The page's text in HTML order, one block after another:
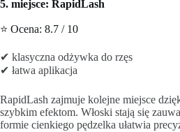
5. miejsce: RapidLash
⭐ Ocena: 8.7 / 10
✔ klasyczna odżywka do rzęs
✔ łatwa aplikacja
RapidLash zajmuje kolejne miejsce
szybkim efektom. Włoski stają się
formie cienkiego pędzelka ułatwia